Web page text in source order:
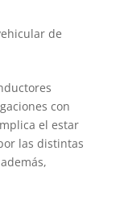
de
con
el estar
las distintas